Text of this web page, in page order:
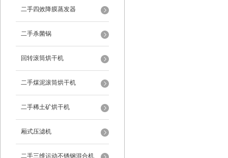
二手四效降膜蒸发器
二手杀菌锅
回转滚筒烘干机
二手煤泥滚筒烘干机
二手稀土矿烘干机
厢式压滤机
二手三维运动不锈钢混合机